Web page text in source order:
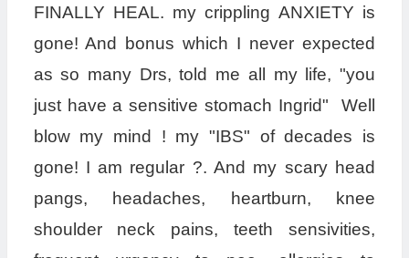
FINALLY HEAL. my crippling ANXIETY is
gone! And bonus which I never expected
as so many Drs, told me all my life, "you
just have a sensitive stomach Ingrid" Well
blow my mind ! my "IBS" of decades is
gone! I am regular ?. And my scary head
pangs, headaches, heartburn, knee
shoulder neck pains, teeth sensivities,